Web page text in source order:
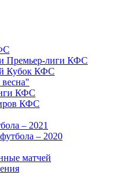
Премьер-лиги КФС
Кубок КФС
КФС
КФС
– 2021
– 2020
матчей